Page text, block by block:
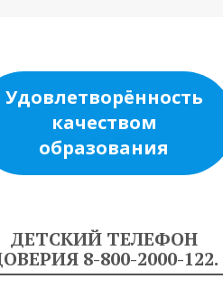
Удовлетворённость
качеством
образования
ДЕТСКИЙ ТЕЛЕФОН
8-800-2000-122.